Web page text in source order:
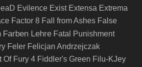
Evilence Exist Extensa Extrema
Factor 8 Fall from Ashes False
Farben Lehre Fatal Punishment
Feler Felicjan Andrzejczak
Of Fury 4 Fiddler's Green Filu-KJey